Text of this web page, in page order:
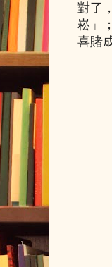
對了
崧」
喜賭